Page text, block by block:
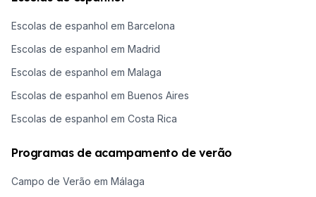
Escolas de espanhol em Barcelona
Escolas de espanhol em Madrid
Escolas de espanhol em Malaga
Escolas de espanhol em Buenos Aires
Escolas de espanhol em Costa Rica
Programas de acampamento de verão
Campo de Verão em Málaga